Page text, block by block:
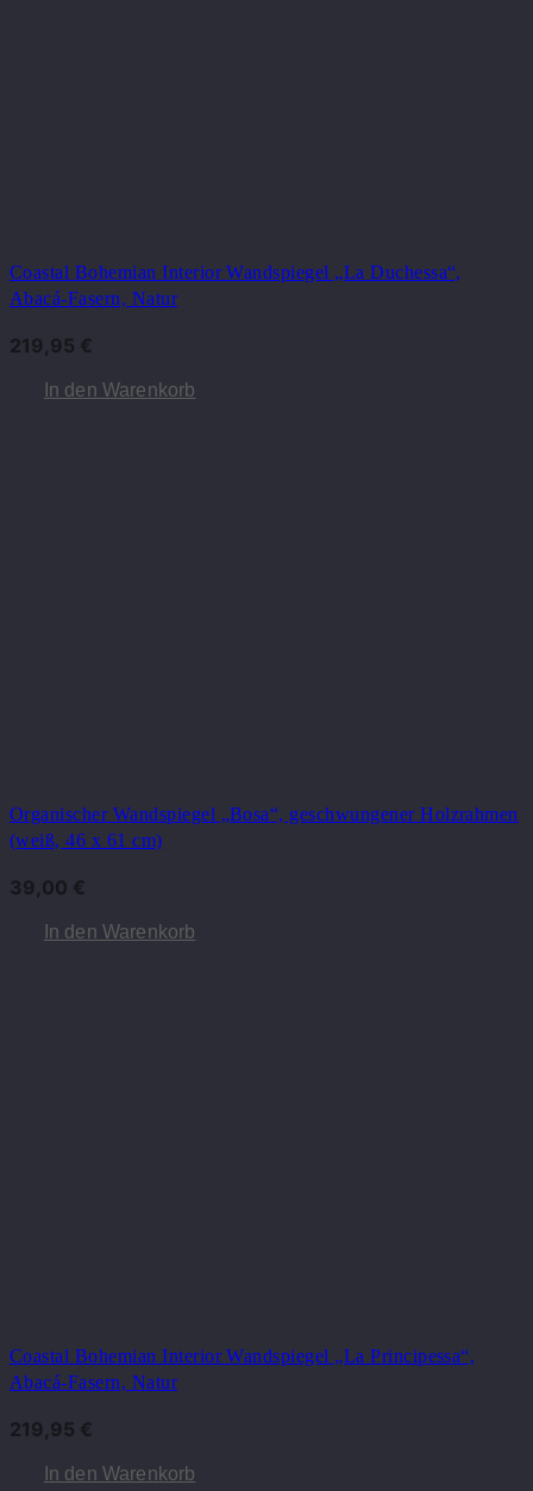
Coastal Bohemian Interior Wandspiegel „La Duchessa“,
Abacá-Fasern, Natur
219,95 €
In den Warenkorb
Organischer Wandspiegel „Bosa“, geschwungener Holzrahmen
(weiß, 46 x 61 cm)
39,00 €
In den Warenkorb
Coastal Bohemian Interior Wandspiegel „La Principessa“,
Abacá-Fasern, Natur
219,95 €
In den Warenkorb